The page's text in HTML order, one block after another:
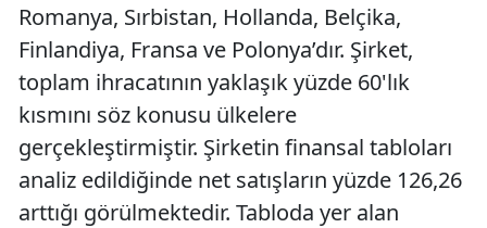
Romanya, Sırbistan, Hollanda, Belçika,
Finlandiya, Fransa ve Polonya’dır. Şirket,
toplam ihracatının yaklaşık yüzde 60'lık
kısmını söz konusu ülkelere
gerçekleştirmiştir. Şirketin finansal tabloları
analiz edildiğinde net satışların yüzde 126,26
arttığı görülmektedir. Tabloda yer alan